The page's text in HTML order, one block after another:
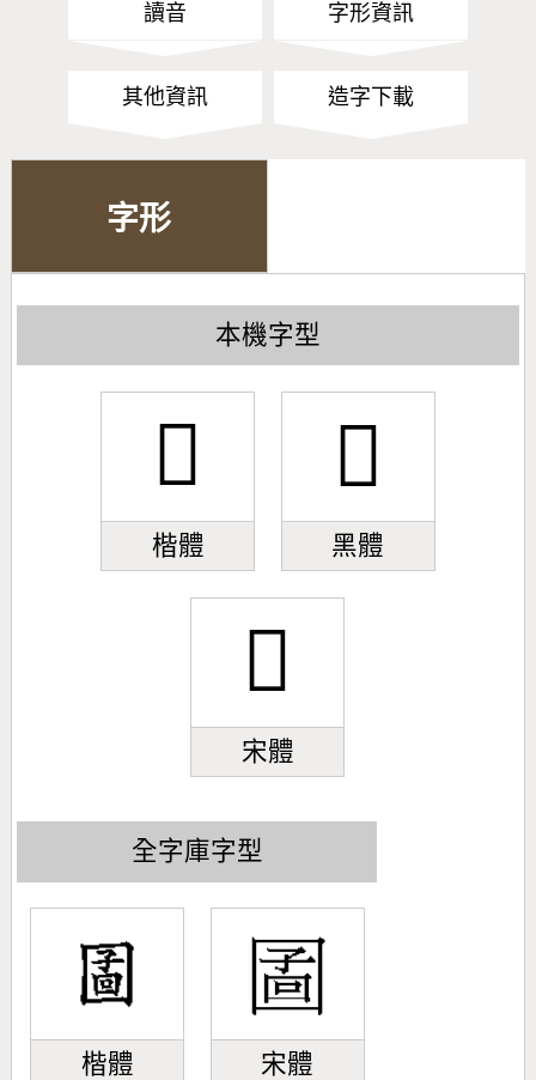
讀音 字形資訊
其他資訊 造字下載
字形
本機字型
󽅁
楷體
󽅁
黑體
󽅁
宋體
全字庫字型
楷體 宋體